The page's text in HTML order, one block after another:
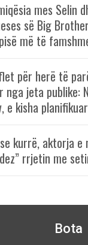
mes Selin
së Big
më të
për herë të
nga jeta publike:
e kisha
kurrë, aktorja e
rrjetin me
Bota